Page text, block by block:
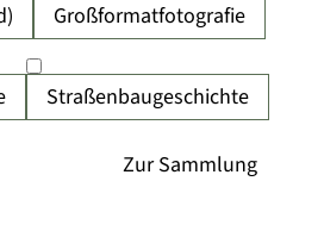
Großformatfotografie
Straßenbaugeschichte